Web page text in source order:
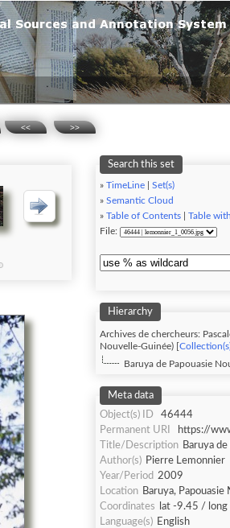
<< >>
Search this set
» TimeLine
Set(s)
» Semantic Cloud
» Table of Contents
Table
File:
Hierarchy
Archives de chercheurs:
Nouvelle-Guinée) [
Baruya de Papouasie
Meta data
Object(s) ID
46444
Permanent URI
https://
Title/Description Baruya
Author(s) Pierre Lemonnier
Year/Period 2009
Location Baruya,
Coordinates
lat -9.45 /
Language(s) English